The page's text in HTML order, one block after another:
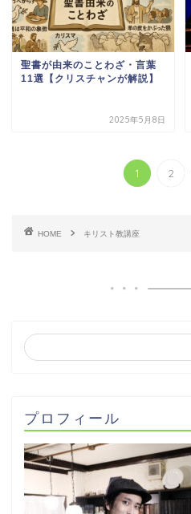
聖書が由来のことわざ・言葉
11選【クリスチャンが解説】
2025年5月8日
1 2
HOME キリスト教講座
プロフィール